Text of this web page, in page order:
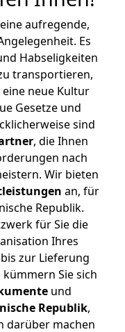
aufregende,
Es
Habseligkeiten
transportieren,
neue Kultur
Gesetze und
sind
, die Ihnen
nach
Wir bieten
an, für
Republik.
für Sie die
Ihres
zur Lieferung
Sie sich
und
Republik,
darüber machen